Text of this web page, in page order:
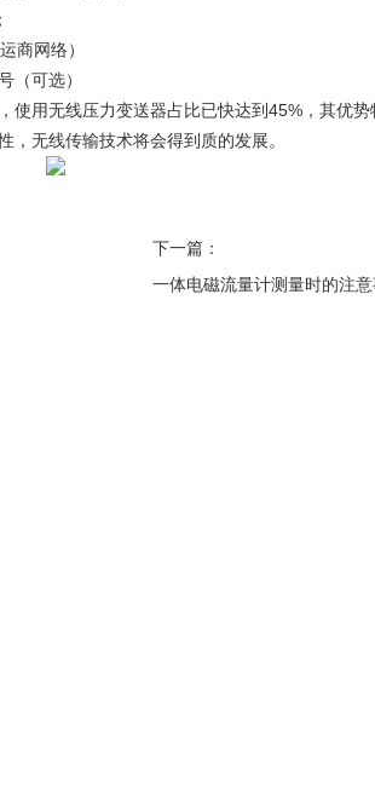
商网络）
可选）
用无线压力变送器占比已快达到45%，其优势
无线传输技术将会得到质的发展。
下一篇：
一体电磁流量计测量时的注